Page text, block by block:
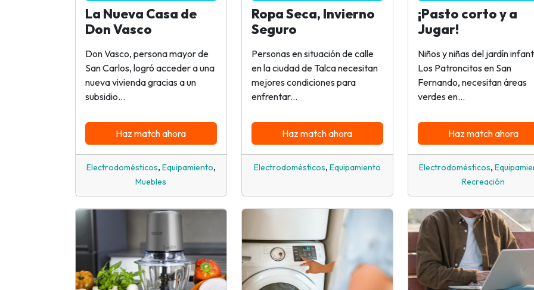
La Nueva Casa de
Don Vasco
Don Vasco, persona mayor de
San Carlos, logró acceder a una
nueva vivienda gracias a un
subsidio...
Haz match ahora
Electrodomésticos, Equipamiento,
Muebles
Ropa Seca, Invierno
Seguro
Personas en situación de calle
en la ciudad de Talca necesitan
mejores condiciones para
enfrentar...
Haz match ahora
Electrodomésticos, Equipamiento
¡Pasto corto y a
Jugar!
Niños y niñas del jardín
Los Patroncitos en San
Fernando, necesitan áreas
verdes en...
Haz match ahora
Electrodomésticos,
Recreación